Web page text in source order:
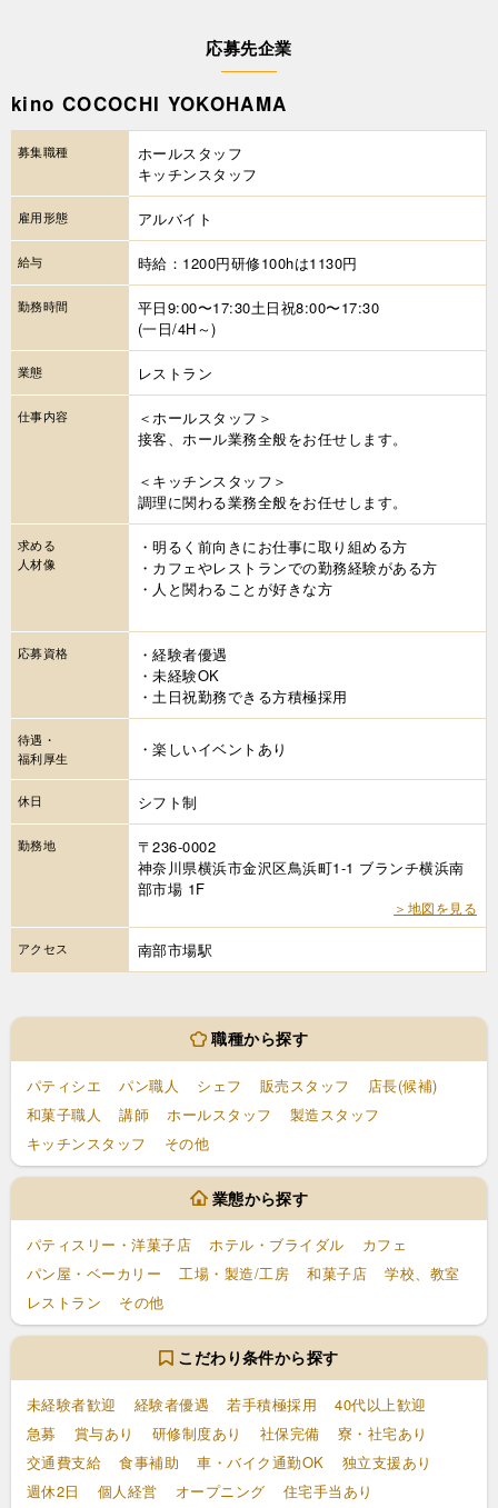
応募先企業
kino COCOCHI YOKOHAMA
募集職種
ホールスタッフ
キッチンスタッフ
雇用形態 アルバイト
給与 時給：1200円研修100hは1130円
勤務時間
平日9:00〜17:30土日祝8:00〜17:30
(一日/4H～)
業態 レストラン
仕事内容
＜ホールスタッフ＞
接客、ホール業務全般をお任せします。
＜キッチンスタッフ＞
調理に関わる業務全般をお任せします。
求める
人材像
・明るく前向きにお仕事に取り組める方
・カフェやレストランでの勤務経験がある方
・人と関わることが好きな方
応募資格
・経験者優遇
・未経験OK
・土日祝勤務できる方積極採用
待遇・
福利厚生
・楽しいイベントあり
休日 シフト制
勤務地
〒236-0002
神奈川県横浜市金沢区鳥浜町1-1 ブランチ横浜南
部市場 1F
＞地図を見る
アクセス 南部市場駅
職種から探す
パティシエ パン職人 シェフ 販売スタッフ
店長(候補)
和菓子職人
講師 ホールスタッフ
製造スタッフ
キッチンスタッフ
その他
業態から探す
パティスリー・洋菓子店 ホテル・ブライダル
カフェ
パン屋・ベーカリー
工場・製造/工房 和菓子店
学校、教室
レストラン
その他
こだわり条件から探す
未経験者歓迎 経験者優遇 若手積極採用
40代以上歓迎
急募
賞与あり 研修制度あり 社保完備
寮・社宅あり
交通費支給
食事補助 車・バイク通勤OK
独立支援あり
週休2日
個人経営 オープニング
住宅手当あり